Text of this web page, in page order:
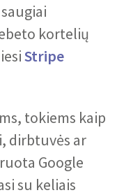
kortelių
Stripe
tokiems kaip
dirbtuvės ar
Google
su keliais